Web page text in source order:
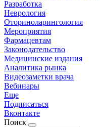
Разработка
Неврология
Оториноларингология
Мероприятия
Фармацевтам
Законодательство
Медицинские издания
Аналитика рынка
Видеозаметки врача
Вебинары
Еще
Подписаться
Вконтакте
Поиск